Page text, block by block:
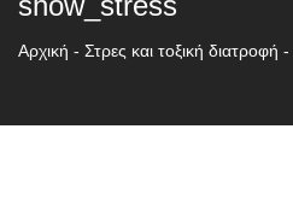
Αρχική - Στρες και τοξική διατροφή -